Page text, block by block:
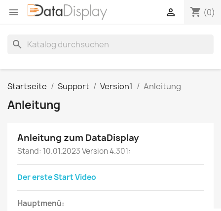
 shopping_cart (0)

search
Startseite Support Version1 Anleitung
Anleitung
Anleitung zum DataDisplay
Stand: 10.01.2023 Version 4.301:
Der erste Start Video
Hauptmenü: